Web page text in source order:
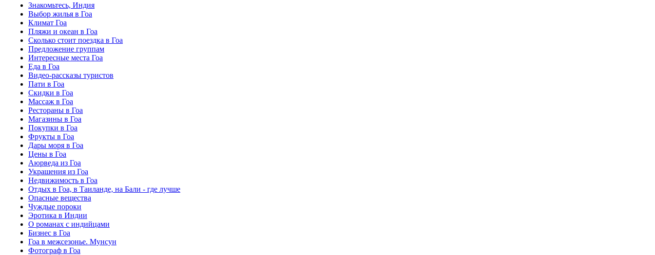
Знакомьтесь, Индия
Выбор жилья в Гоа
Климат Гоа
Пляжи и океан в Гоа
Сколько стоит поездка в Гоа
Предложение группам
Интересные места Гоа
Еда в Гоа
Видео-рассказы туристов
Пати в Гоа
Скидки в Гоа
Массаж в Гоа
Рестораны в Гоа
Магазины в Гоа
Покупки в Гоа
Фрукты в Гоа
Дары моря в Гоа
Цены в Гоа
Аюрведа из Гоа
Украшения из Гоа
Недвижимость в Гоа
Отдых в Гоа, в Таиланде, на Бали - где лучше
Опасные вещества
Чуждые пороки
Эротика в Индии
О романах с индийцами
Бизнес в Гоа
Гоа в межсезонье. Мунсун
Фотограф в Гоа